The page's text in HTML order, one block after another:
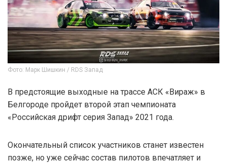
Фото: Марк Шишкин / RDS Запад
В предстоящие выходные на трассе АСК «Вираж» в
Белгороде пройдет второй этап чемпионата
«Российская дрифт серия Запад» 2021 года.
Окончательный список участников станет известен
позже, но уже сейчас состав пилотов впечатляет и